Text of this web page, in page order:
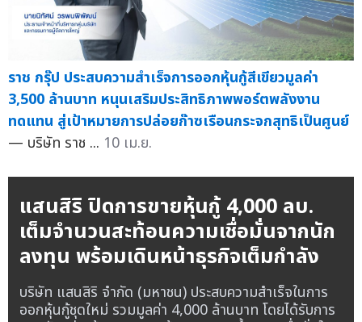
ราช กรุ๊ป ประสบความสำเร็จการออกหุ้นกู้สีเขียวมูลค่า
3,500 ล้านบาท หนุนเสริมประสิทธิภาพพอร์ตพลังงาน
ทดแทน สู่เป้าหมายการปล่อยก๊าซเรือนกระจกสุทธิเป็นศูนย์
— บริษัท ราช ... 10 เม.ย.
แสนสิริ ปิดการขายหุ้นกู้ 4,000 ลบ.
เต็มจำนวนสะท้อนความเชื่อมั่นจากนัก
ลงทุน พร้อมเดินหน้าธุรกิจเต็มกำลัง
บริษัท แสนสิริ จำกัด (มหาชน) ประสบความสำเร็จในการ
ออกหุ้นกู้ชุดใหม่ รวมมูลค่า 4,000 ล้านบาท โดยได้รับการ